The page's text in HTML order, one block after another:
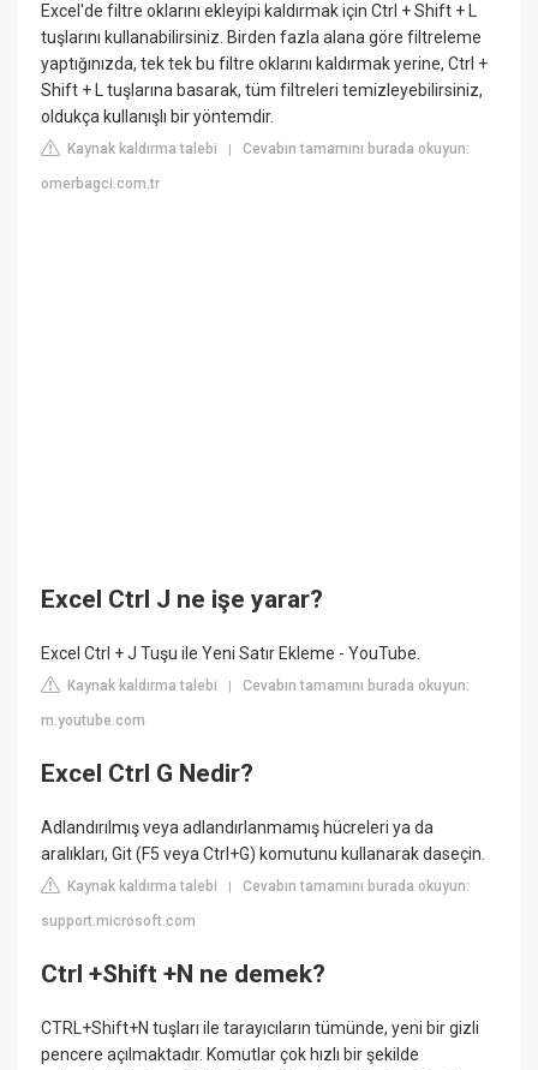
Excel'de filtre oklarını ekleyipi kaldırmak için Ctrl + Shift + L
tuşlarını kullanabilirsiniz. Birden fazla alana göre filtreleme
yaptığınızda, tek tek bu filtre oklarını kaldırmak yerine, Ctrl +
Shift + L tuşlarına basarak, tüm filtreleri temizleyebilirsiniz,
oldukça kullanışlı bir yöntemdir.
Kaynak kaldırma talebi |Cevabın tamamını burada okuyun:
omerbagci.com.tr
Excel Ctrl J ne işe yarar?
Excel Ctrl + J Tuşu ile Yeni Satır Ekleme - YouTube.
Kaynak kaldırma talebi |Cevabın tamamını burada okuyun:
m.youtube.com
Excel Ctrl G Nedir?
Adlandırılmış veya adlandırlanmamış hücreleri ya da
aralıkları, Git (F5 veya Ctrl+G) komutunu kullanarak daseçin.
Kaynak kaldırma talebi |Cevabın tamamını burada okuyun:
support.microsoft.com
Ctrl +Shift +N ne demek?
CTRL+Shift+N tuşları ile tarayıcıların tümünde, yeni bir gizli
pencere açılmaktadır. Komutlar çok hızlı bir şekilde